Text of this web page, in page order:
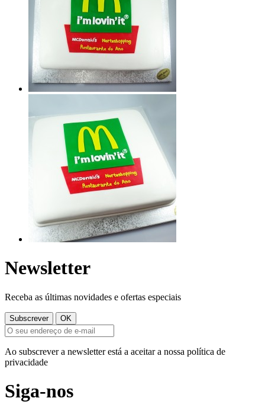
Newsletter
Receba as últimas novidades e ofertas especiais
Ao subscrever a newsletter está a aceitar a nossa política de
privacidade
Siga-nos